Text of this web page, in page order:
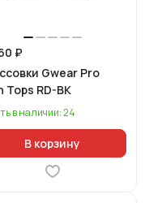
₽
Gwear Pro
Tops RD-BK
в наличии: 24
В корзину